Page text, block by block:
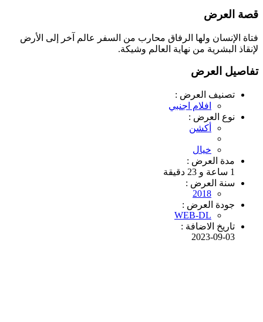
قصة العرض
فتاة الإنسان ولها الرفاق محارب من السفر عالم آخر إلى الأرض
لإنقاذ البشرية من نهاية العالم وشيكة.
تفاصيل العرض
تصنيف العرض :
افلام اجنبي
نوع العرض :
أكشن
خيال
مدة العرض :
1 ساعة و 23 دقيقة
سنة العرض :
2018
جودة العرض :
WEB-DL
تاريخ الاضافة :
2023-09-03